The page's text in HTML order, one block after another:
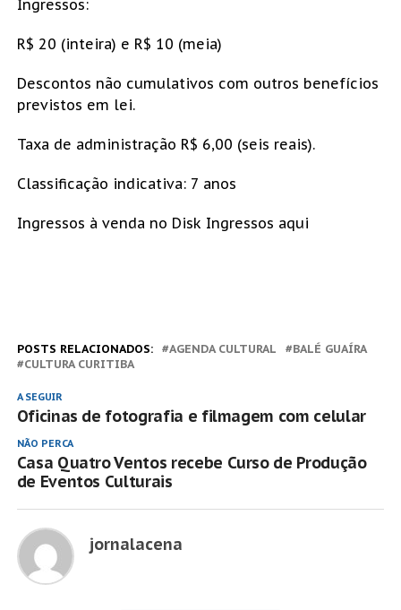
Ingressos:
R$ 20 (inteira) e R$ 10 (meia)
Descontos não cumulativos com outros benefícios
previstos em lei.
Taxa de administração R$ 6,00 (seis reais).
Classificação indicativa: 7 anos
Ingressos à venda no Disk Ingressos aqui
POSTS RELACIONADOS: AGENDA CULTURAL
BALÉ GUAÍRA
CULTURA CURITIBA
A SEGUIR
Oficinas de fotografia e filmagem com celular
NÃO PERCA
Casa Quatro Ventos recebe Curso de Produção
de Eventos Culturais
jornalacena